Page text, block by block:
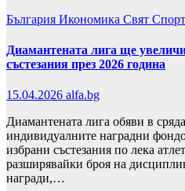
България Икономика Свят Спорт
Диамантената лига ще
състезания през 2026 година
15.04.2026 alfa.bg
Диамантената лига обяви в
индивидуалните наградни
избрани състезания по лека
разширявайки броя на
награди,…